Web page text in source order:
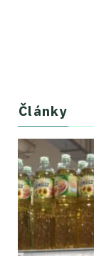
Články